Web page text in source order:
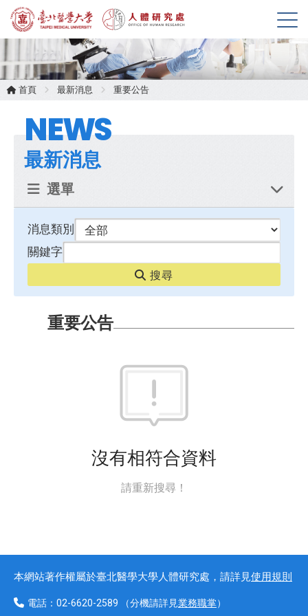
展
開
單
首頁 最新消息 重要公告
NEWS
最新消息
選單
消息類別
關鍵字
搜尋
重要公告
沒有相符合資料
請重新搜尋！
本網站著作權屬於臺北醫學大學人體研究處，請詳見使用規則
電話： 02-6620-2589 （分機請詳見業務職掌）